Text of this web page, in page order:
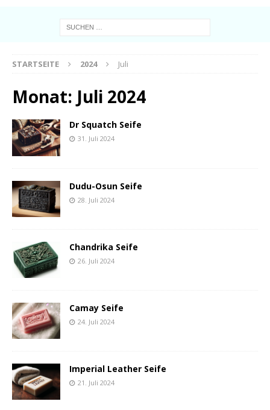
STARTSEITE 2024 Juli
Monat: Juli 2024
Dr Squatch Seife
31. Juli 2024
Dudu-Osun Seife
28. Juli 2024
Chandrika Seife
26. Juli 2024
Camay Seife
24. Juli 2024
Imperial Leather Seife
21. Juli 2024